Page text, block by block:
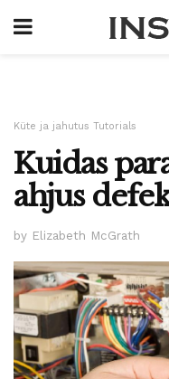
Küte ja jahutus Tutorials
Kuidas
ahjus
by Elizabeth McGrath